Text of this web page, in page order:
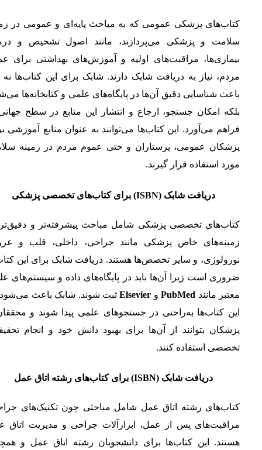
کتاب‌های پزشکی عمومی که به مباحث پایه‌ای و عمومی در
سلامت و پزشکی می‌پردازند، مانند اصول تشخیص و
بیماری‌ها، مراقبت‌های اولیه و آموزش‌های بهداشتی برای
مردم، نیاز به دریافت شابک دارند. شابک برای این کتاب‌ها نه
باعث شناسایی دقیق آن‌ها در پایگاه‌های علمی و کتابخانه‌ها
بلکه امکان جستجو، ارجاع و انتشار این منابع در سطح
فراهم می‌آورد. این کتاب‌ها می‌توانند به عنوان منابع آموزشی
پزشکان عمومی، پرستاران و حتی عموم مردم در زمینه
مورد استفاده قرار گیرند.
دریافت شابک (ISBN) برای کتاب‌های تخصصی پزشکی
کتاب‌های تخصصی پزشکی شامل مباحث پیشرفته‌تر و
زمینه‌های خاص پزشکی مانند جراحی، داخلی، قلب و
نورولوژی، و سایر تخصص‌ها هستند. دریافت شابک برای این
ضروری است زیرا آن‌ها باید در پایگاه‌های داده و سیستم‌های
معتبر مانند PubMedو Elsevierثبت شوند. شابک باعث
این کتاب‌ها به‌راحتی در جستجوهای علمی پیدا شوند و
پزشکان بتوانند از آن‌ها برای بهبود دانش خود و انجام
تخصصی استفاده کنند.
دریافت شابک (ISBN) برای کتاب‌های رشته اتاق عمل
کتاب‌های رشته اتاق عمل شامل مباحثی چون تکنیک‌های
مراقبت‌های پس از عمل، ابزارآلات جراحی و مدیریت اتاق
هستند. این کتاب‌ها برای دانشجویان رشته اتاق عمل و